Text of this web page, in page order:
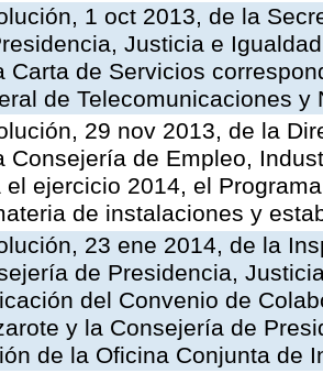
1 oct 2013, de la
Justicia e
Carta de Servicios
de Telecomunicaciones y
29 nov 2013, de la
Consejería de Empleo,
el ejercicio 2014, el
de instalaciones y
23 ene 2014, de la
de Presidencia,
del Convenio de
y la Consejería de
de la Oficina Conjunta de